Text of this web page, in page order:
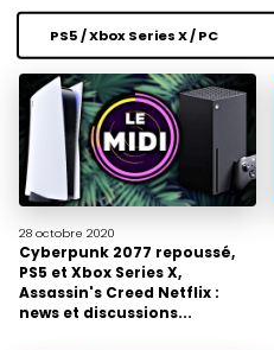
28 octobre 2020
Cyberpunk 2077 repoussé,
PS5 et Xbox Series X,
Assassin's Creed Netflix :
news et discussions...